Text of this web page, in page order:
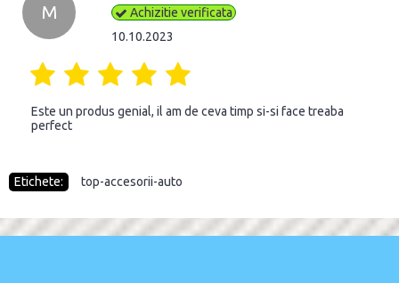
M
Achizitie verificata
10.10.2023
Este un produs genial, il am de ceva timp si-si face treaba
perfect
Etichete: top-accesorii-auto